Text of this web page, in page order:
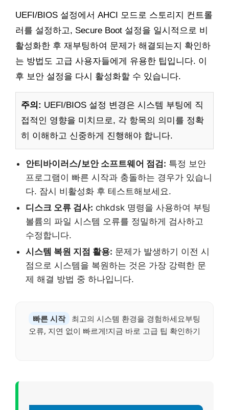
UEFI/BIOS 설정에서 AHCI 모드로 스토리지 컨트롤
러를 설정하고, Secure Boot 설정을 일시적으로 비
활성화한 후 재부팅하여 문제가 해결되는지 확인하
는 방법도 고급 사용자들에게 유용한 팁입니다. 이
후 보안 설정을 다시 활성화할 수 있습니다.
주의: UEFI/BIOS 설정 변경은 시스템 부팅에 직
접적인 영향을 미치므로, 각 항목의 의미를 정확
히 이해하고 신중하게 진행해야 합니다.
안티바이러스/보안 소프트웨어 점검: 특정 보안
프로그램이 빠른 시작과 충돌하는 경우가 있습니
다. 잠시 비활성화 후 테스트해보세요.
디스크 오류 검사: chkdsk 명령을 사용하여 부팅
볼륨의 파일 시스템 오류를 정밀하게 검사하고
수정합니다.
시스템 복원 지점 활용: 문제가 발생하기 이전 시
점으로 시스템을 복원하는 것은 가장 강력한 문
제 해결 방법 중 하나입니다.
빠른 시작
최고의 시스템 환경을 경험하세요부팅
오류, 지연 없이 빠르게!지금 바로 고급 팁 확인하기